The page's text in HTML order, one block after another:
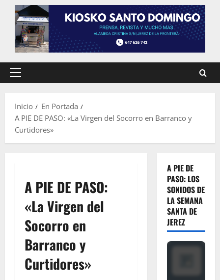
Menú
Inicio
En Portada
A PIE DE PASO: «La Virgen del Socorro en Barranco y
Curtidores»
A PIE DE PASO:
«La Virgen del
Socorro en
Barranco y
Curtidores»
A PIE DE
PASO: LOS
SONIDOS DE
LA SEMANA
SANTA DE
JEREZ